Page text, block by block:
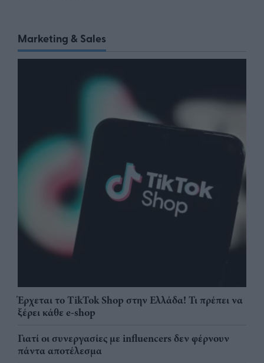
Marketing & Sales
Έρχεται το TikTok Shop στην Ελλάδα! Τι πρέπει να
ξέρει κάθε e-shop
Γιατί οι συνεργασίες με influencers δεν φέρνουν
πάντα αποτέλεσμα